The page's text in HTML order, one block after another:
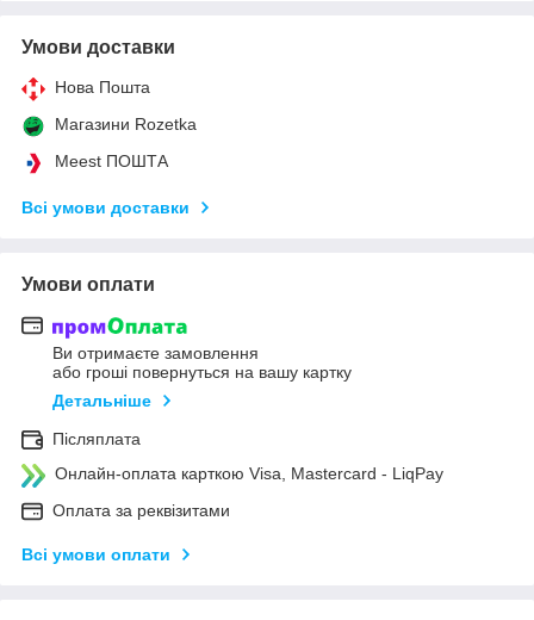
Умови доставки
Нова Пошта
Магазини Rozetka
Meest ПОШТА
Всі умови доставки
Умови оплати
Ви отримаєте замовлення
або гроші повернуться на вашу картку
Детальніше
Післяплата
Онлайн-оплата карткою Visa, Mastercard - LiqPay
Оплата за реквізитами
Всі умови оплати